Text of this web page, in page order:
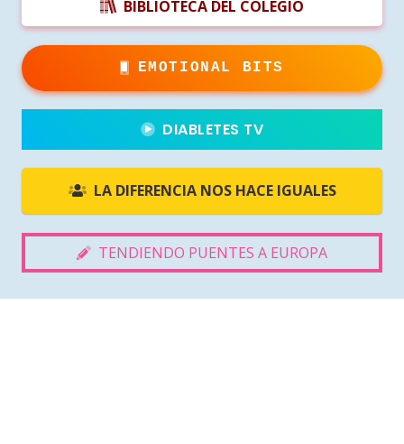
BIBLIOTECA DEL COLEGIO
EMOTIONAL BITS
DIABLETES TV
LA DIFERENCIA NOS HACE IGUALES
TENDIENDO PUENTES A EUROPA